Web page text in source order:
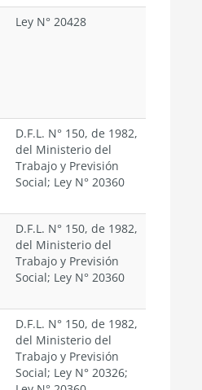
Ley N° 20428
D.F.L. N° 150, de 1982,
del Ministerio del
Trabajo y Previsión
Social; Ley N° 20360
D.F.L. N° 150, de 1982,
del Ministerio del
Trabajo y Previsión
Social; Ley N° 20360
D.F.L. N° 150, de 1982,
del Ministerio del
Trabajo y Previsión
Social; Ley N° 20326;